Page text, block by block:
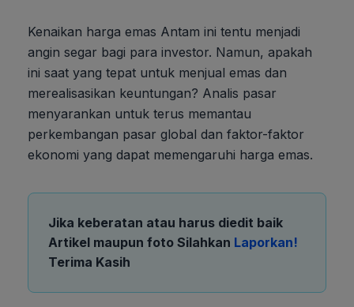
Kenaikan harga emas Antam ini tentu menjadi
angin segar bagi para investor. Namun, apakah
ini saat yang tepat untuk menjual emas dan
merealisasikan keuntungan? Analis pasar
menyarankan untuk terus memantau
perkembangan pasar global dan faktor-faktor
ekonomi yang dapat memengaruhi harga emas.
Jika keberatan atau harus diedit baik
Artikel maupun foto Silahkan Laporkan!
Terima Kasih